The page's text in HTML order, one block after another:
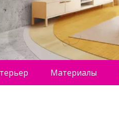
Материалы